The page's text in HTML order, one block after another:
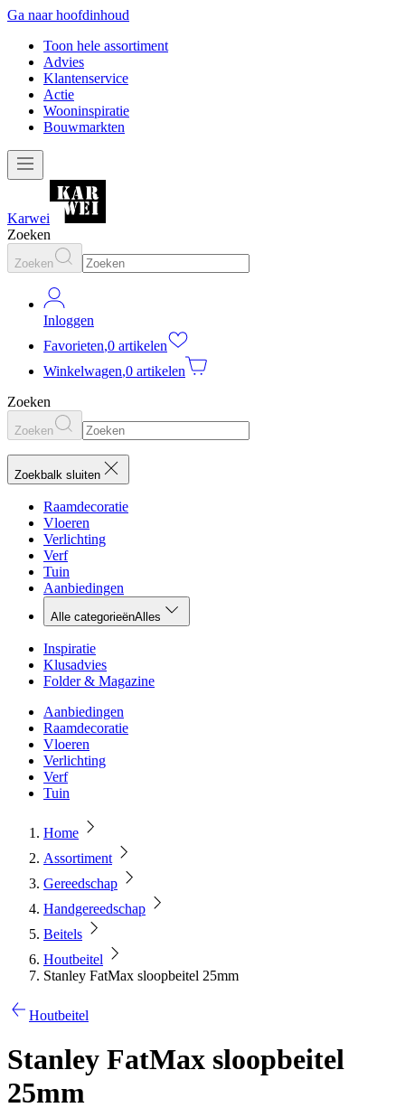
Ga naar hoofdinhoud
Toon hele assortiment
Advies
Klantenservice
Actie
Wooninspiratie
Bouwmarkten
Karwei
Zoeken
Zoeken
Inloggen
Favorieten,0 artikelen
Winkelwagen,0 artikelen
Zoeken
Zoeken
Zoekbalk sluiten
Raamdecoratie
Vloeren
Verlichting
Verf
Tuin
Aanbiedingen
Alle categorieënAlles
Inspiratie
Klusadvies
Folder & Magazine
Aanbiedingen
Raamdecoratie
Vloeren
Verlichting
Verf
Tuin
Home
Assortiment
Gereedschap
Handgereedschap
Beitels
Houtbeitel
Stanley FatMax sloopbeitel 25mm
Houtbeitel
Stanley FatMax sloopbeitel
25mm